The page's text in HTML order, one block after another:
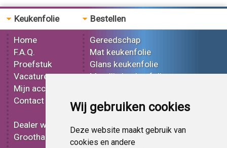
Wij gebruiken cookies
Deze website maakt gebruik van
cookies en andere
Keukenfolie
Home
F.A.Q.
Proefstuk
Vacatures
Mijn account
Contact
Dealer worden
Groothandel
Bestellen
Gereedschap
Mat keukenfolie
Glans keukenfolie
Metallic keukenfolie
Effect keukenfolie
Bedrukt keukenfolie
Carbon keukenfolie
Lampen folie